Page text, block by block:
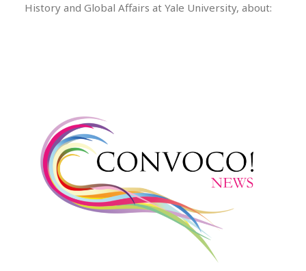
History and Global Affairs at Yale University, about: